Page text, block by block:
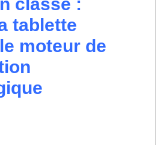
tablette
moteur de